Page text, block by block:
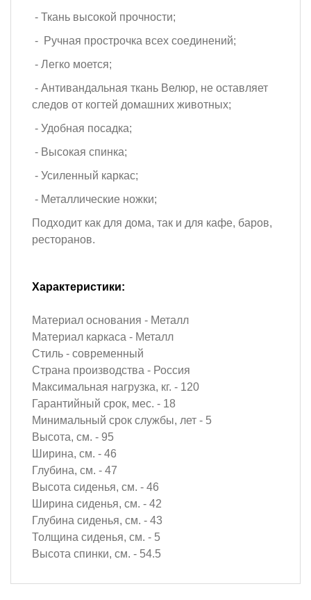
- Ткань высокой прочности;
- Ручная прострочка всех соединений;
- Легко моется;
- Антивандальная ткань Велюр, не оставляет
следов от когтей домашних животных;
- Удобная посадка;
- Высокая спинка;
- Усиленный каркас;
- Металлические ножки;
Подходит как для дома, так и для кафе, баров,
ресторанов.
Характеристики:
Материал основания - Металл
Материал каркаса - Металл
Стиль - современный
Страна производства - Россия
Максимальная нагрузка, кг. - 120
Гарантийный срок, мес. - 18
Минимальный срок службы, лет - 5
Высота, см. - 95
Ширина, см. - 46
Глубина, см. - 47
Высота сиденья, см. - 46
Ширина сиденья, см. - 42
Глубина сиденья, см. - 43
Толщина сиденья, см. - 5
Высота спинки, см. - 54.5